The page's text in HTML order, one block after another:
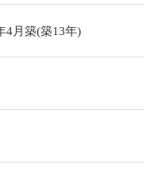
4月築(築13年)